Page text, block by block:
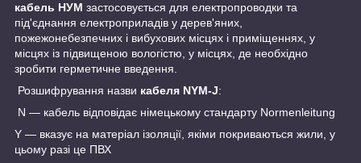
кабель НУМ застосовується для електропроводки та
під'єднання електроприладів у дерев'яних,
пожежонебезпечних і вибухових місцях і приміщеннях, у
місцях із підвищеною вологістю, у місцях, де необхідно
зробити герметичне введення.
Розшифрування назви кабеля NYM-J:
N — кабель відповідає німецькому стандарту Normenleitung
Y — вказує на матеріал ізоляції, якіми покриваються жили, у
цьому разі це ПВХ